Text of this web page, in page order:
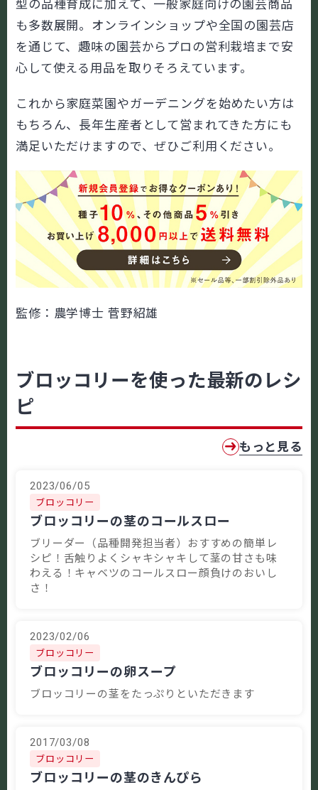
も多数展開。オンラインショップや全国の園芸店
を通じて、趣味の園芸からプロの営利栽培まで安
心して使える用品を取りそろえています。
これから家庭菜園やガーデニングを始めたい方は
もちろん、長年生産者として営まれてきた方にも
満足いただけますので、ぜひご利用ください。
監修：農学博士 菅野紹雄
ブロッコリーを使った最新のレシ
ピ
もっと見る
2023/06/05
ブロッコリー
ブロッコリーの茎のコールスロー
ブリーダー（品種開発担当者）おすすめの簡単レ
シピ！舌触りよくシャキシャキして茎の甘さも味
わえる！キャベツのコールスロー顔負けのおいし
さ！
2023/02/06
ブロッコリー
ブロッコリーの卵スープ
ブロッコリーの茎をたっぷりといただきます
2017/03/08
ブロッコリー
ブロッコリーの茎のきんぴら